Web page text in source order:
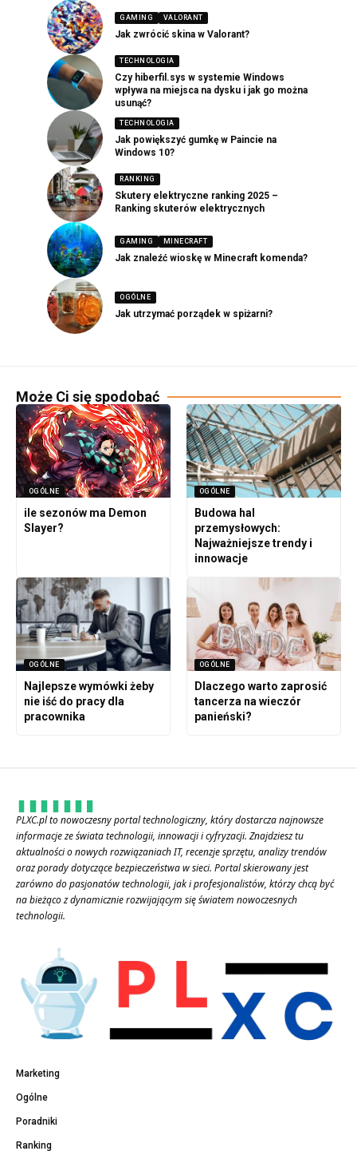
GAMING VALORANT
Jak zwrócić skina w Valorant?
TECHNOLOGIA
Czy hiberfil.sys w systemie Windows
wpływa na miejsca na dysku i jak go można
usunąć?
TECHNOLOGIA
Jak powiększyć gumkę w Paincie na
Windows 10?
RANKING
Skutery elektryczne ranking 2025 –
Ranking skuterów elektrycznych
GAMING MINECRAFT
Jak znaleźć wioskę w Minecraft komenda?
OGÓLNE
Jak utrzymać porządek w spiżarni?
Może Ci się spodobać
OGÓLNE
ile sezonów ma Demon
Slayer?
OGÓLNE
Budowa hal
przemysłowych:
Najważniejsze trendy i
innowacje
OGÓLNE
Najlepsze wymówki żeby
nie iść do pracy dla
pracownika
OGÓLNE
Dlaczego warto zaprosić
tancerza na wieczór
panieński?
PLXC.pl to nowoczesny portal technologiczny, który dostarcza najnowsze
informacje ze świata technologii, innowacji i cyfryzacji. Znajdziesz tu
aktualności o nowych rozwiązaniach IT, recenzje sprzętu, analizy trendów
oraz porady dotyczące bezpieczeństwa w sieci. Portal skierowany jest
zarówno do pasjonatów technologii, jak i profesjonalistów, którzy chcą być
na bieżąco z dynamicznie rozwijającym się światem nowoczesnych
technologii.
Marketing
Ogólne
Poradniki
Ranking